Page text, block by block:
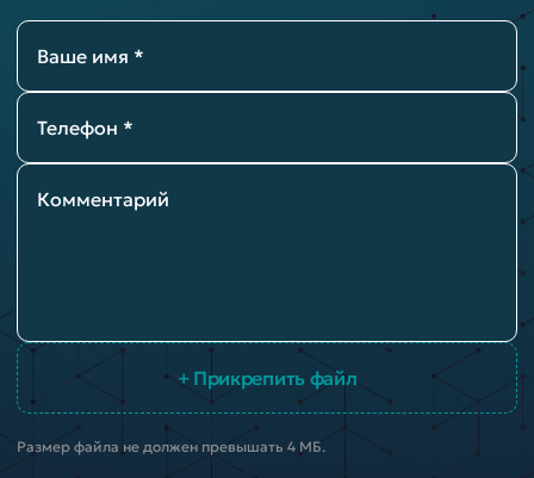
Ваше имя *
Телефон *
Комментарий
+ Прикрепить файл
Размер файла не должен превышать 4 МБ.